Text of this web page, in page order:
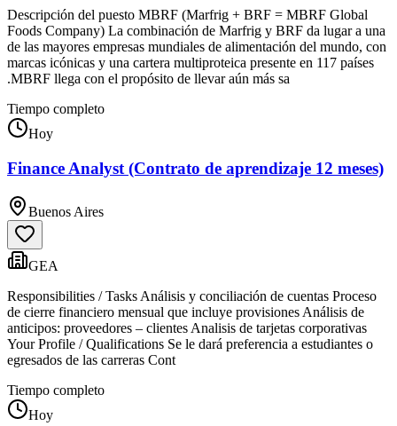
Descripción del puesto MBRF (Marfrig + BRF = MBRF Global
Foods Company) La combinación de Marfrig y BRF da lugar a una
de las mayores empresas mundiales de alimentación del mundo, con
marcas icónicas y una cartera multiproteica presente en 117 países
.MBRF llega con el propósito de llevar aún más sa
Tiempo completo
Hoy
Finance Analyst (Contrato de aprendizaje 12 meses)
Buenos Aires
GEA
Responsibilities / Tasks Análisis y conciliación de cuentas Proceso
de cierre financiero mensual que incluye provisiones Análisis de
anticipos: proveedores – clientes Analisis de tarjetas corporativas
Your Profile / Qualifications Se le dará preferencia a estudiantes o
egresados de las carreras Cont
Tiempo completo
Hoy